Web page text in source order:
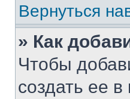
Вернуться
» Как
Чтобы
создать ее